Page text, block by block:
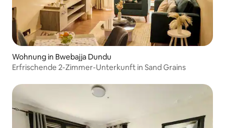
Wohnung in Bwebajja Dundu
Erfrischende 2-Zimmer-Unterkunft in Sand Grains